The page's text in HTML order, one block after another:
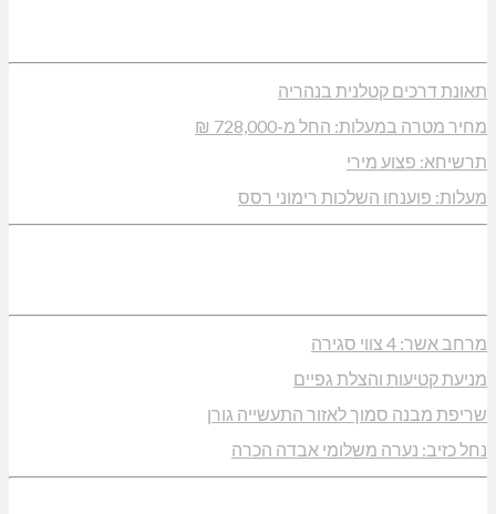
תאונת דרכים קטלנית בנהריה
מחיר מטרה במעלות: החל מ-728,000 ₪
תרשיחא: פצוע מירי
מעלות: פוענחו השלכות רימוני רסס
מרחב אשר: 4 צווי סגירה
מניעת קטיעות והצלת גפיים
שריפת מבנה סמוך לאזור התעשייה גורן
נחל כזיב: נערה משלומי אבדה הכרה